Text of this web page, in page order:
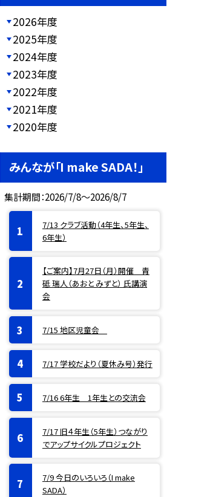
2026年度
2025年度
2024年度
2023年度
2022年度
2021年度
2020年度
みんなが「I make SADA！」
集計期間：2026/7/8～2026/8/7
7/13 クラブ活動（4年生、5年生、
6年生）
【ご案内】7月27日（月）開催 青
砥 瑞人（あおと みずと） 氏講演
会
7/15 地区児童会
7/17 学校だより（夏休み号）発行
7/16 6年生 1年生との交流会
7/17 旧４年生（5年生）つながり
でアップサイクルプロジェクト
7/9 今日のいろいろ（I make
SADA）